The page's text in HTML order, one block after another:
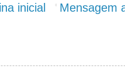
Mensagem
inicial